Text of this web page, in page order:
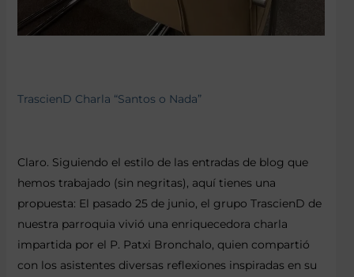
TrascienD Charla “Santos o Nada”
Claro. Siguiendo el estilo de las entradas de blog que
hemos trabajado (sin negritas), aquí tienes una
propuesta: El pasado 25 de junio, el grupo TrascienD de
nuestra parroquia vivió una enriquecedora charla
impartida por el P. Patxi Bronchalo, quien compartió
con los asistentes diversas reflexiones inspiradas en su